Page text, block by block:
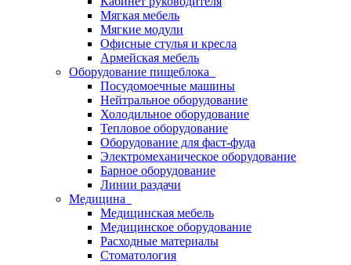
Мягкая мебель
Мягкие модули
Офисные стулья и кресла
Армейская мебель
Оборудование пищеблока
Посудомоечные машины
Нейтральное оборудование
Холодильное оборудование
Тепловое оборудование
Оборудование для фаст-фуда
Электромеханическое оборудование
Барное оборудование
Линии раздачи
Медицина
Медицинская мебель
Медицинское оборудование
Расходные материалы
Стоматология